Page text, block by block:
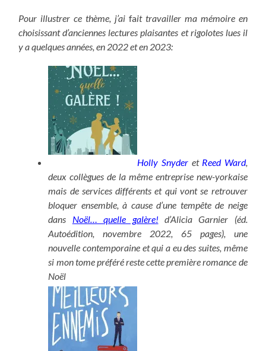
Pour illustrer ce thème, j’ai fait travailler ma mémoire en
choisissant d’anciennes lectures plaisantes et rigolotes lues il
y a quelques années, en 2022 et en 2023:
Holly Snyderet Reed Ward,
deux collègues de la même entreprise new-yorkaise
mais de services différents et qui vont se retrouver
bloquer ensemble, à cause d’une tempête de neige
dans Noël… quelle galère! d’Alicia Garnier (éd.
Autoédition, novembre 2022, 65 pages), une
nouvelle contemporaine et qui a eu des suites, même
si mon tome préféré reste cette première romance de
Noël